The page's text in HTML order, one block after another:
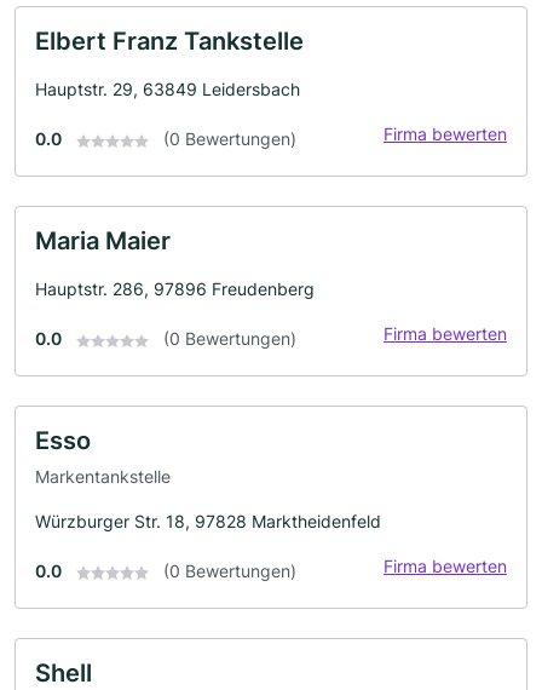
Elbert Franz Tankstelle
Hauptstr. 29, 63849 Leidersbach
0.0 (0 Bewertungen) Firma bewerten
Maria Maier
Hauptstr. 286, 97896 Freudenberg
0.0 (0 Bewertungen) Firma bewerten
Esso
Markentankstelle
Würzburger Str. 18, 97828 Marktheidenfeld
0.0 (0 Bewertungen) Firma bewerten
Shell